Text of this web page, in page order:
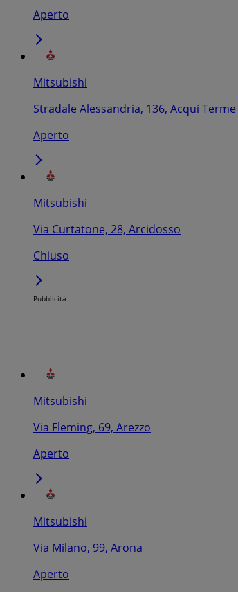
Aperto
Mitsubishi
Stradale Alessandria, 136, Acqui Terme
Aperto
Mitsubishi
Via Curtatone, 28, Arcidosso
Chiuso
Pubblicità
Mitsubishi
Via Fleming, 69, Arezzo
Aperto
Mitsubishi
Via Milano, 99, Arona
Aperto